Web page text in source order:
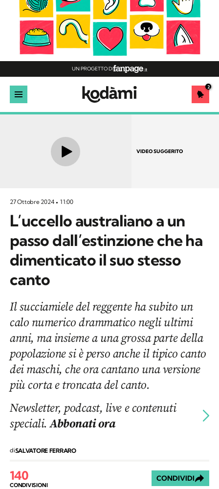
UN PROGETTO DI
2
VIDEO SUGGERITO
27 Ottobre 2024 11:00
L’uccello australiano a un
passo dall’estinzione che ha
dimenticato il suo stesso
canto
Il succiamiele del reggente ha subito un
calo numerico drammatico negli ultimi
anni, ma insieme a una grossa parte della
popolazione si è perso anche il tipico canto
dei maschi, che ora cantano una versione
più corta e troncata del canto.
Newsletter, podcast, live e contenuti
speciali.Abbonati ora
diSALVATORE FERRARO
140
CONDIVISIONI
CONDIVIDI